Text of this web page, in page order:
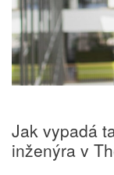
Jak vypadá
inženýra v